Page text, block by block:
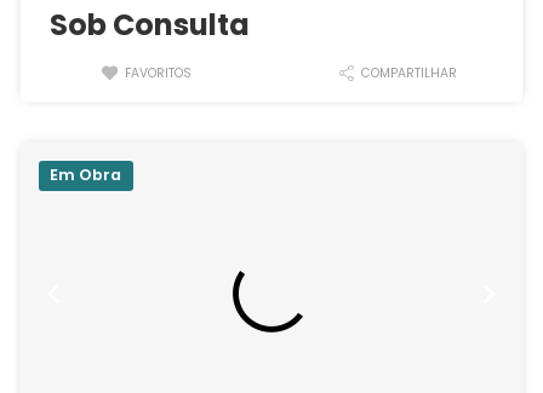
Sob Consulta
FAVORITOS COMPARTILHAR
Em Obra